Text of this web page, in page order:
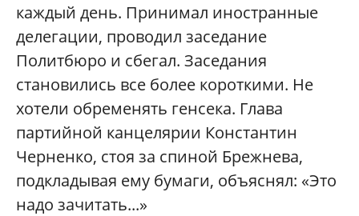
каждый день. Принимал иностранные
делегации, проводил заседание
Политбюро и сбегал. Заседания
становились все более короткими. Не
хотели обременять генсека. Глава
партийной канцелярии Константин
Черненко, стоя за спиной Брежнева,
подкладывая ему бумаги, объяснял: «Это
надо зачитать...»